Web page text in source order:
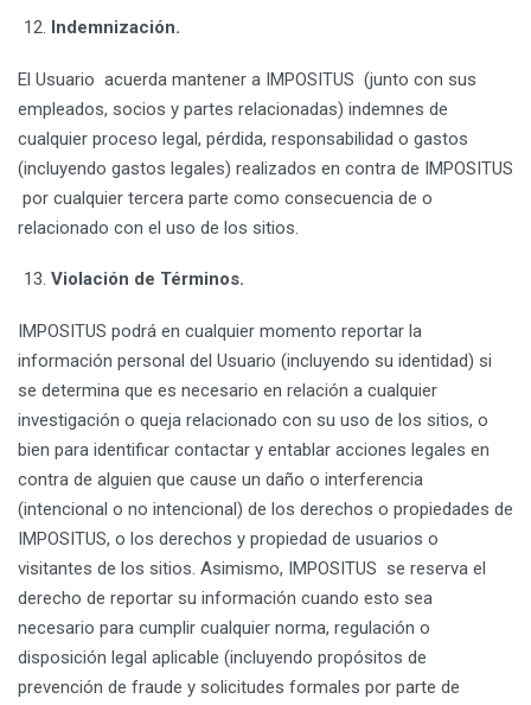
Indemnización.
El Usuario acuerda mantener a IMPOSITUS (junto con sus
empleados, socios y partes relacionadas) indemnes de
cualquier proceso legal, pérdida, responsabilidad o gastos
(incluyendo gastos legales) realizados en contra de IMPOSITUS
por cualquier tercera parte como consecuencia de o
relacionado con el uso de los sitios.
Violación de Términos.
IMPOSITUS podrá en cualquier momento reportar la
información personal del Usuario (incluyendo su identidad) si
se determina que es necesario en relación a cualquier
investigación o queja relacionado con su uso de los sitios, o
bien para identificar contactar y entablar acciones legales en
contra de alguien que cause un daño o interferencia
(intencional o no intencional) de los derechos o propiedades de
IMPOSITUS, o los derechos y propiedad de usuarios o
visitantes de los sitios. Asimismo, IMPOSITUS se reserva el
derecho de reportar su información cuando esto sea
necesario para cumplir cualquier norma, regulación o
disposición legal aplicable (incluyendo propósitos de
prevención de fraude y solicitudes formales por parte de